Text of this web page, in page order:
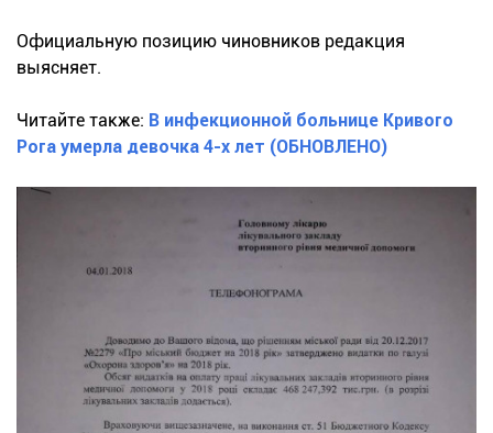
Официальную позицию чиновников редакция
выясняет.
Читайте также: В инфекционной больнице Кривого
Рога умерла девочка 4-х лет (ОБНОВЛЕНО)